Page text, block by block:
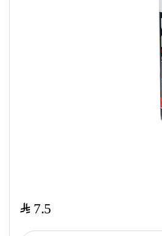
7.5
$